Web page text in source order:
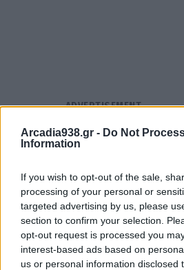
Arcadia938.gr - Do Not
Information
If you wish to opt-out of the sale,
processing of your personal or
targeted advertising by us, please
section to confirm your selection.
opt-out request is processed you
interest-based ads based on
us or personal information disclosed
Διαγωνισμός: 2 διπλές
για τη θεατρική παράσταση
"Άγουρα Κεράσια"
18.11.2025 18:00